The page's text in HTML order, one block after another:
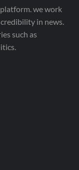
we work
in news.
such as